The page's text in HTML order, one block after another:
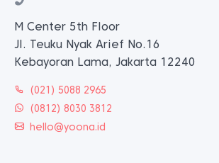
M Center 5th Floor
Jl. Teuku Nyak Arief No.16
Kebayoran Lama, Jakarta 12240
(021) 5088 2965
(0812) 8030 3812
hello@yoona.id